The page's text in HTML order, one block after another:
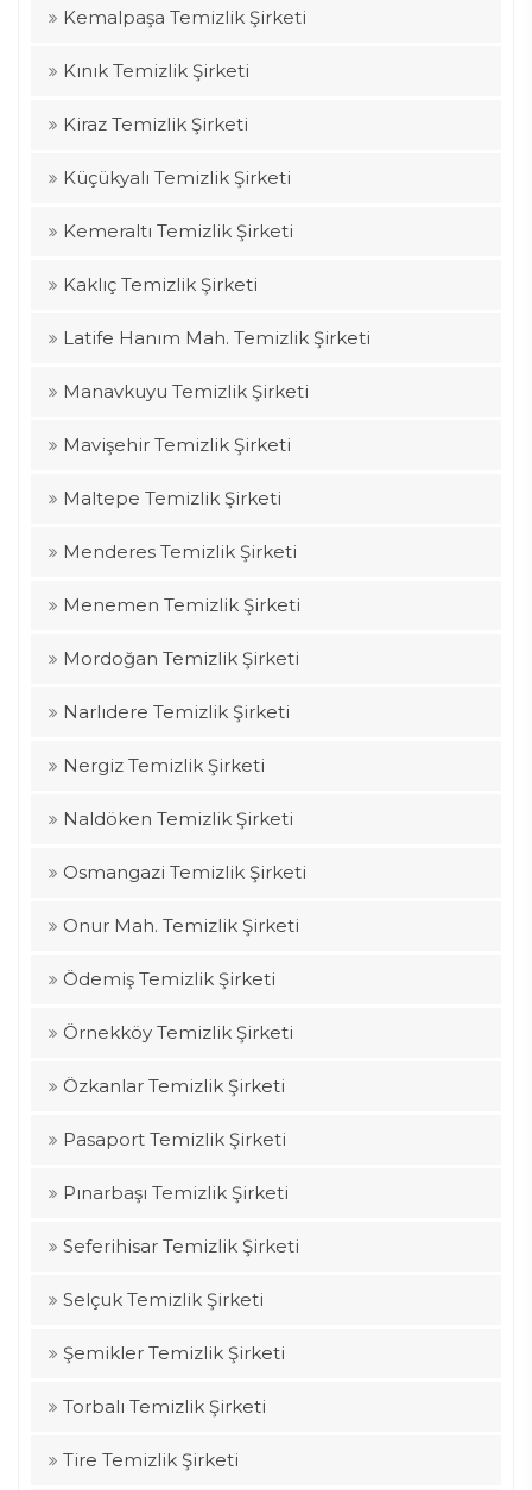
Kemalpaşa Temizlik Şirketi
Kınık Temizlik Şirketi
Kiraz Temizlik Şirketi
Küçükyalı Temizlik Şirketi
Kemeraltı Temizlik Şirketi
Kaklıç Temizlik Şirketi
Latife Hanım Mah. Temizlik Şirketi
Manavkuyu Temizlik Şirketi
Mavişehir Temizlik Şirketi
Maltepe Temizlik Şirketi
Menderes Temizlik Şirketi
Menemen Temizlik Şirketi
Mordoğan Temizlik Şirketi
Narlıdere Temizlik Şirketi
Nergiz Temizlik Şirketi
Naldöken Temizlik Şirketi
Osmangazi Temizlik Şirketi
Onur Mah. Temizlik Şirketi
Ödemiş Temizlik Şirketi
Örnekköy Temizlik Şirketi
Özkanlar Temizlik Şirketi
Pasaport Temizlik Şirketi
Pınarbaşı Temizlik Şirketi
Seferihisar Temizlik Şirketi
Selçuk Temizlik Şirketi
Şemikler Temizlik Şirketi
Torbalı Temizlik Şirketi
Tire Temizlik Şirketi